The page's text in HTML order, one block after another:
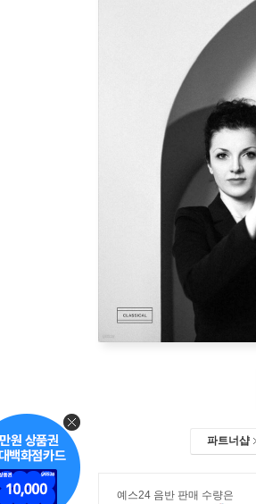
파트너샵
예스24 음반 판매 수량은